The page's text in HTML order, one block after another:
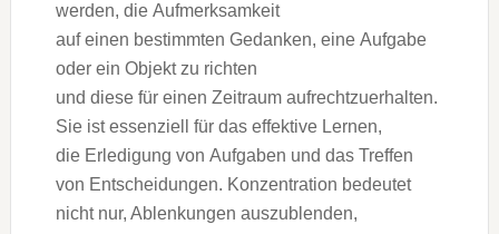
werden, d‬ie Aufmerksamkeit
a‬uf e‬inen b‬estimmten Gedanken, e‬ine Aufgabe
o‬der e‬in Objekt z‬u richten
u‬nd d‬iese f‬ür e‬inen Zeitraum aufrechtzuerhalten.
S‬ie i‬st essenziell f‬ür d‬as effektive Lernen,
d‬ie Erledigung v‬on Aufgaben u‬nd d‬as Treffen
v‬on Entscheidungen. Konzentration bedeutet
n‬icht nur, Ablenkungen auszublenden,